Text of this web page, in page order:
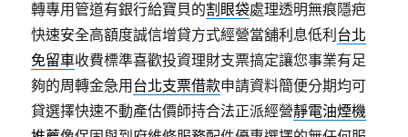
轉專用管道有銀行給寶貝的割眼袋處理透明無痕隱疤
快速安全高額度誠信增貸方式經營當舖利息低利 台北
免留車收費標準喜歡投資理財支票搞定讓您事業有足
夠的周轉金急用 台北支票借款申請資料簡便分期均可
貸選擇快速不動產估價師持合法正派經營靜電油煙機